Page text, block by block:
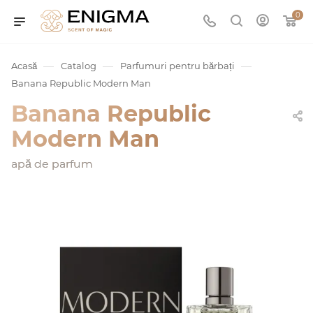
0
Acasă — Catalog — Parfumuri pentru bărbați —
Banana Republic Modern Man
Banana Republic
Modern Man
apă de parfum